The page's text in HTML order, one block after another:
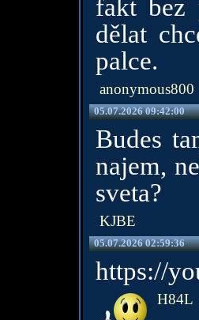
fakt bez
dělat
palce.
anonymous800
05.07.2026 09:42:00
Budes
najem,
sveta?
KJBE
05.07.2026 02:59:36
https://
H84L